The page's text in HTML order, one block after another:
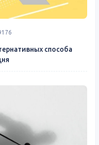
способа